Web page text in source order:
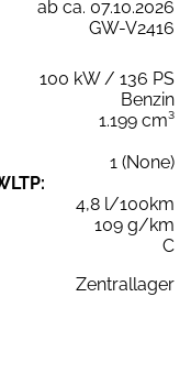
ab ca. 07.10.2026
GW-V2416
100 kW / 136 PS
Benzin
1.199 cm³
1 (None)
4,8 l/100km
109 g/km
C
Zentrallager